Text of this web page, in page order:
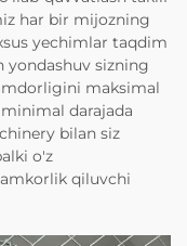
har bir mijozning
yechimlar taqdim
yondashuv sizning
maksimal
darajada
bilan siz
o'z
qiluvchi